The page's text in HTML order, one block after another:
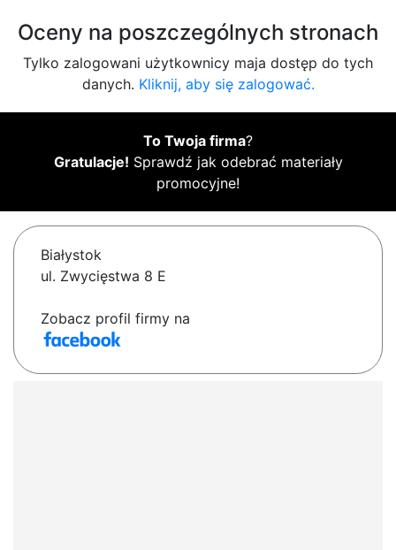
Oceny na poszczególnych stronach
Tylko zalogowani użytkownicy maja dostęp do tych
danych. Kliknij, aby się zalogować.
To Twoja firma?
Gratulacje! Sprawdź jak odebrać materiały
promocyjne!
Białystok
ul. Zwycięstwa 8 E
Zobacz profil firmy na